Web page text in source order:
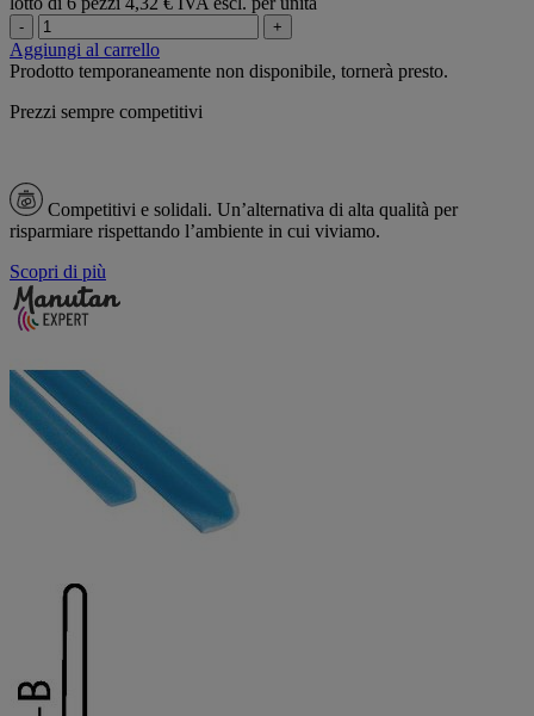
- +
Aggiungi al carrello
Prodotto temporaneamente non disponibile, tornerà presto.
Prezzi sempre competitivi
Competitivi e solidali. Un’alternativa di alta qualità per
risparmiare rispettando l’ambiente in cui viviamo.
Scopri di più